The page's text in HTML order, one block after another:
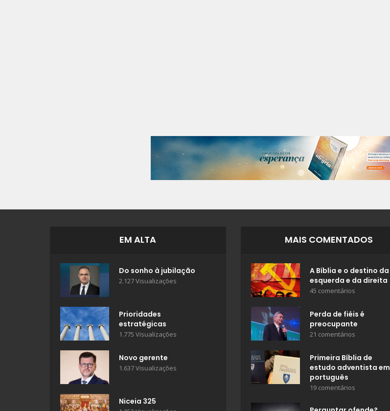
EM ALTA
Do sonho à jubilação
2.127 Visualizações
Prioridades
estratégicas
1.775 Visualizações
Novo gerente
1.637 Visualizações
Niceia 325
MAIS COMENTADOS
A Bíblia e o destino da
esquerda e da direita
45 comentários
Perda de fiéis é
preocupante
21 comentários
Primeira Bíblia de
estudo adventista em
português
19 comentários